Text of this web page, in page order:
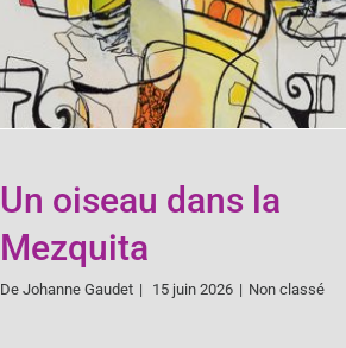
Un oiseau dans la
Mezquita
De Johanne Gaudet | 15 juin 2026 | Non classé